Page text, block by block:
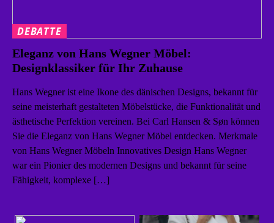
DEBATTE
Eleganz von Hans Wegner Möbel:
Designklassiker für Ihr Zuhause
Hans Wegner ist eine Ikone des dänischen Designs, bekannt für
seine meisterhaft gestalteten Möbelstücke, die Funktionalität und
ästhetische Perfektion vereinen. Bei Carl Hansen & Søn können
Sie die Eleganz von Hans Wegner Möbel entdecken. Merkmale
von Hans Wegner Möbeln Innovatives Design Hans Wegner
war ein Pionier des modernen Designs und bekannt für seine
Fähigkeit, komplexe […]